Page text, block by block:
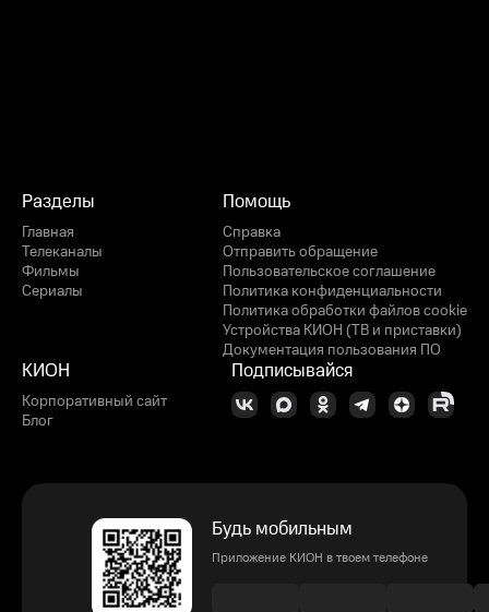
Разделы
Главная
Телеканалы
Фильмы
Сериалы
Помощь
Справка
Отправить обращение
Пользовательское соглашение
Политика конфиденциальности
Политика обработки файлов cookie
Устройства КИОН (ТВ и приставки)
Документация пользования ПО
КИОН
Корпоративный сайт
Блог
Подписывайся
Будь мобильным
Приложение КИОН в твоем телефоне